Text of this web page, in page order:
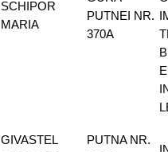
SCHIPOR
MARIA
PUTNEI NR.
370A
GIVASTEL
PUTNA NR.